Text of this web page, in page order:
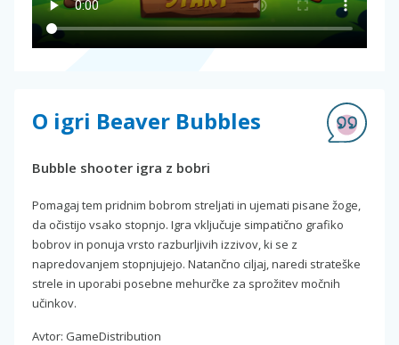
O igri Beaver Bubbles
Bubble shooter igra z bobri
Pomagaj tem pridnim bobrom streljati in ujemati pisane žoge,
da očistijo vsako stopnjo. Igra vključuje simpatično grafiko
bobrov in ponuja vrsto razburljivih izzivov, ki se z
napredovanjem stopnjujejo. Natančno ciljaj, naredi strateške
strele in uporabi posebne mehurčke za sprožitev močnih
učinkov.
Avtor: GameDistribution